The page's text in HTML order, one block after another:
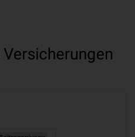
Versicherungen